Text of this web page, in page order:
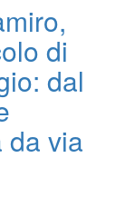
di
dal
da via